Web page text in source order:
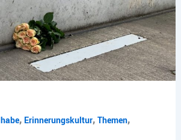
, Erinnerungskultur, Themen,